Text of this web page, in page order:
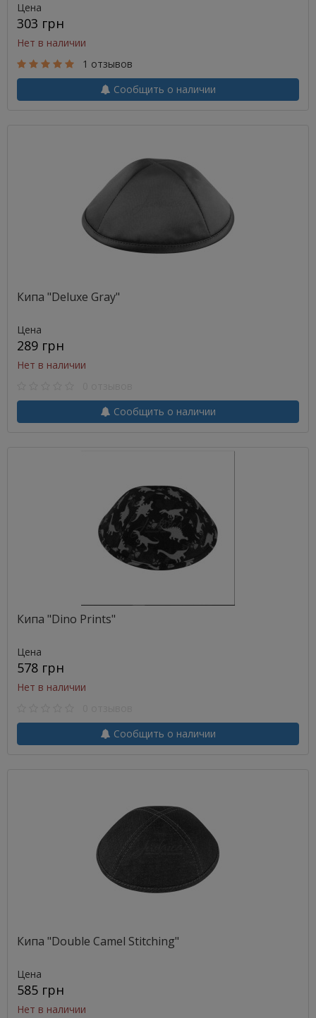
Цена
303 грн
Нет в наличии
1 отзывов
Сообщить о наличии
Кипа "Deluxe Gray"
Цена
289 грн
Нет в наличии
Сообщить о наличии
Кипа "Dino Prints"
Цена
578 грн
Нет в наличии
Сообщить о наличии
Кипа "Double Camel Stitching"
Цена
585 грн
Нет в наличии